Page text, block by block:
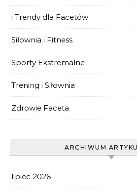
i Trendy dla Facetów
Siłownia i Fitness
Sporty Ekstremalne
Trening i Siłownia
Zdrowie Faceta
ARCHIWUM
lipiec 2026